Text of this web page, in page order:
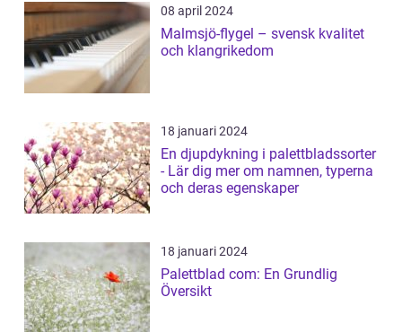
08 april 2024
Malmsjö-flygel – svensk kvalitet
och klangrikedom
18 januari 2024
En djupdykning i palettbladssorter
- Lär dig mer om namnen, typerna
och deras egenskaper
18 januari 2024
Palettblad com: En Grundlig
Översikt